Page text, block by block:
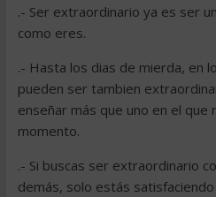
.- Ser extraordinario ya es ser
como eres.
.- Hasta los dias de mierda, en
pueden ser tambien
enseñar más que uno en el que
momento.
.- Si buscas ser extraordinario
demás, solo estás